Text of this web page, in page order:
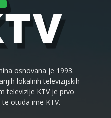
osnovana je 1993.
lokalnih televizijskih
televizije KTV je prvo
otuda ime KTV.